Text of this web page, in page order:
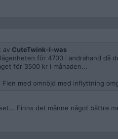
av CuteTwink-I-was
för 4700 i andrahand då
för 3500 kr i månaden...
med omnöjd med inflyttning
Finns det månne något bättre